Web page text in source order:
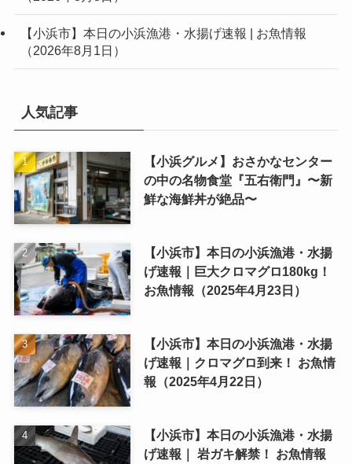
【小浜市】本日の小浜漁港・水揚げ速報 | お魚情報
（2026年8月1日）
人気記事
【小浜グルメ】おさかなセンター
の中の名物食堂『五右衛門』〜新
鮮な海鮮丼が絶品〜
【小浜市】本日の小浜漁港・水揚
げ速報｜巨大クロマグロ180kg！
お魚情報（2025年4月23日）
【小浜市】本日の小浜漁港・水揚
げ速報｜クロマグロ到来！ お魚情
報（2025年4月22日）
【小浜市】本日の小浜漁港・水揚
げ速報｜ 岩ガキ解禁！ お魚情報